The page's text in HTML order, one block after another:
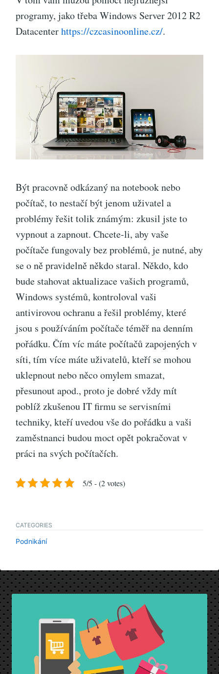
programy, jako třeba Windows Server 2012 R2
Datacenterhttps://czcasinoonline.cz/.
Být pracovně odkázaný na notebook nebo
počítač, to nestačí být jenom uživatel a
problémy řešit tolik známým: zkusil jste to
vypnout a zapnout. Chcete-li, aby vaše
počítače fungovaly bez problémů, je nutné, aby
se o ně pravidelně někdo staral. Někdo, kdo
bude stahovat aktualizace vašich programů,
Windows systémů, kontroloval vaši
antivirovou ochranu a řešil problémy, které
jsou s používáním počítače téměř na denním
pořádku. Čím víc máte počítačů zapojených v
síti, tím více máte uživatelů, kteří se mohou
uklepnout nebo něco omylem smazat,
přesunout apod., proto je dobré vždy mít
poblíž zkušenou IT firmu se servisními
techniky, kteří uvedou vše do pořádku a vaši
zaměstnanci budou moct opět pokračovat v
práci na svých počítačích.
5/5 - (2 votes)
CATEGORIES
Podnikání
Navigace
pro
příspěvek